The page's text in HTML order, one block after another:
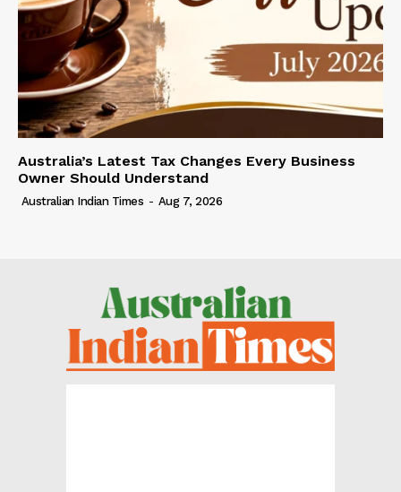
Australia’s Latest Tax Changes Every Business
Owner Should Understand
Australian Indian Times - Aug 7, 2026